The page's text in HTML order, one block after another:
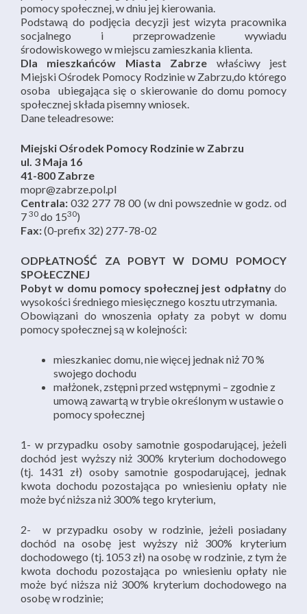
pomocy społecznej, w dniu jej kierowania.
Podstawą do podjęcia decyzji jest wizyta pracownika
socjalnego i przeprowadzenie wywiadu
środowiskowego w miejscu zamieszkania klienta.
Dla mieszkańców Miasta Zabrze właściwy jest
Miejski Ośrodek Pomocy Rodzinie w Zabrzu,do którego
osoba ubiegająca się o skierowanie do domu pomocy
społecznej składa pisemny wniosek.
Dane teleadresowe:
Miejski Ośrodek Pomocy Rodzinie w Zabrzu
ul. 3 Maja 16
41-800 Zabrze
mopr@zabrze.pol.pl
Centrala: 032 277 78 00 (w dni powszednie w godz. od
7 30 do 1530)
Fax:(0-prefix 32) 277-78-02
ODPŁATNOŚĆ ZA POBYT W DOMU POMOCY
SPOŁECZNEJ
Pobyt w domu pomocy społecznej jest odpłatnydo
wysokości średniego miesięcznego kosztu utrzymania.
Obowiązani do wnoszenia opłaty za pobyt w domu
pomocy społecznej są w kolejności:
mieszkaniec domu, nie więcej jednak niż 70 %
swojego dochodu
małżonek, zstępni przed wstępnymi – zgodnie z
umową zawartą w trybie określonym w ustawie o
pomocy społecznej
1- w przypadku osoby samotnie gospodarującej, jeżeli
dochód jest wyższy niż 300% kryterium dochodowego
(tj. 1431 zł) osoby samotnie gospodarującej, jednak
kwota dochodu pozostająca po wniesieniu opłaty nie
może być niższa niż 300% tego kryterium,
2- w przypadku osoby w rodzinie, jeżeli posiadany
dochód na osobę jest wyższy niż 300% kryterium
dochodowego (tj. 1053 zł) na osobę w rodzinie, z tym że
kwota dochodu pozostająca po wniesieniu opłaty nie
może być niższa niż 300% kryterium dochodowego na
osobę w rodzinie;